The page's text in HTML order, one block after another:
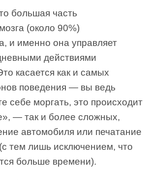
большая часть
(около 90%)
и именно она управляет
действиями
касается как и самых
поведения — вы ведь
себе моргать, это происходит
— так и более сложных,
автомобиля или печатание
тем лишь исключением, что
больше времени).